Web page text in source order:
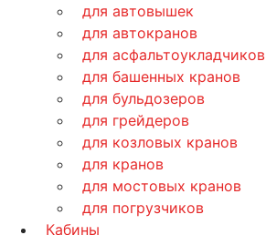
для автовышек
для автокранов
для асфальтоукладчиков
для башенных кранов
для бульдозеров
для грейдеров
для козловых кранов
для кранов
для мостовых кранов
для погрузчиков
Кабины